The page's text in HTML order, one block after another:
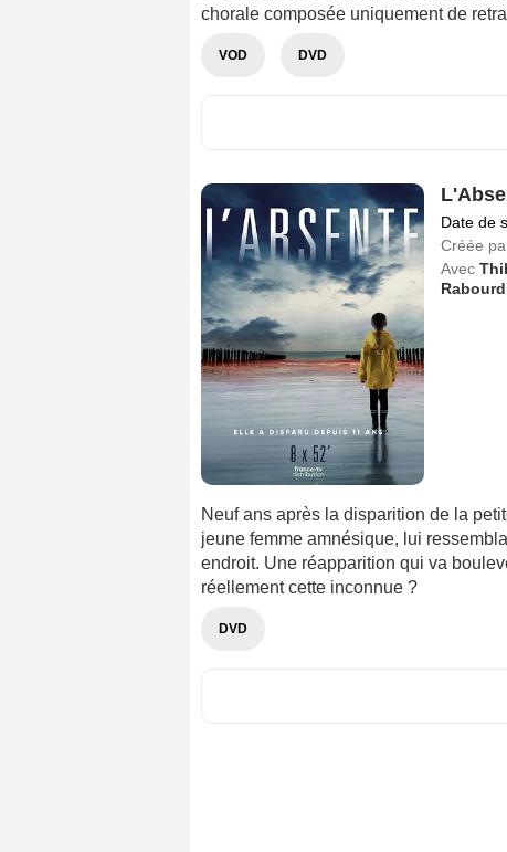
chorale composée uniquement de
VOD DVD
Date de
Créée
Avec
Neuf ans après la disparition de la
jeune femme amnésique, lui
endroit. Une réapparition qui va
réellement cette inconnue ?
DVD